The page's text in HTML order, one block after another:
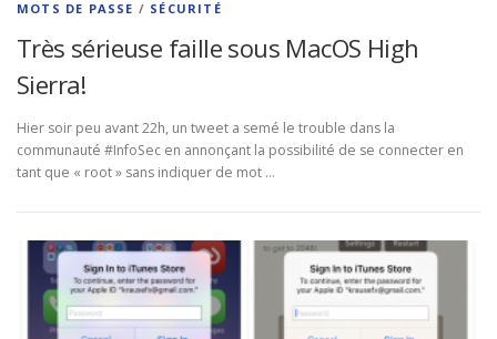
MOTS DE PASSE / SÉCURITÉ
Très sérieuse faille sous MacOS High
Sierra!
Hier soir peu avant 22h, un tweet a semé le trouble dans la
communauté #InfoSec en annonçant la possibilité de se connecter en
tant que « root » sans indiquer de mot …